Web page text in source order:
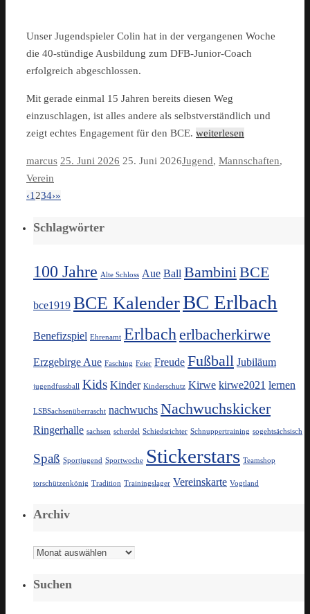
Unser Jugendspieler Colin hat in der vergangenen Woche
die 40-stündige Ausbildung zum DFB-Junior-Coach
erfolgreich abgeschlossen.
Mit gerade einmal 15 Jahren bereits diesen Weg
einzuschlagen, ist alles andere als selbstverständlich und
zeigt echtes Engagement für den BCE. weiterlesen
marcus 25. Juni 2026 25. Juni 2026Jugend, Mannschaften,
Verein
‹1 234›»
Schlagwörter
100 Jahre Alte Schloss Aue Ball Bambini BCE
bce1919 BCE KalenderBC Erlbach
Benefizspiel Ehrenamt Erlbach erlbacherkirwe
Erzgebirge Aue Fasching Feier Freude Fußball Jubiläum
jugendfussball Kids Kinder Kinderschutz Kirwe kirwe2021 lernen
LSBSachsenüberrascht nachwuchs Nachwuchskicker
Ringerhalle sachsen scherdel Schiedsrichter Schnuppertraining sogehtsächsisch
Spaß Sportjugend Sportwoche Stickerstars Teamshop
torschützenkönig Tradition Trainingslager Vereinskarte Vogtland
Archiv
Archiv
Suchen